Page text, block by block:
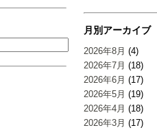
月別アーカイブ
2026年8月 (4)
2026年7月 (18)
2026年6月 (17)
2026年5月 (19)
2026年4月 (18)
2026年3月 (17)